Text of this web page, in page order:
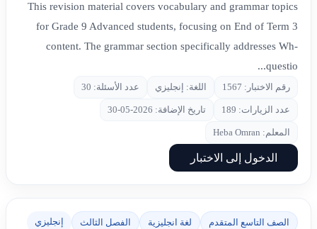
This revision material covers vocabulary and grammar topics
for Grade 9 Advanced students, focusing on End of Term 3
content. The grammar section specifically addresses Wh-
questio...
رقم الاختبار: 1567 اللغة: إنجليزي عدد الأسئلة: 30
عدد الزيارات: 189 تاريخ الإضافة: 2026-05-30
المعلم: Heba Omran
الدخول إلى الاختبار
الصف التاسع المتقدم لغة انجليزية الفصل الثالث إنجليزي